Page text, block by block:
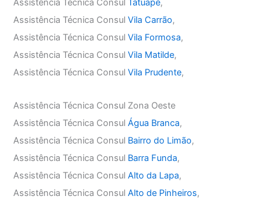
Assistência Técnica ConsulTatuapé,
Assistência Técnica ConsulVila Carrão,
Assistência Técnica ConsulVila Formosa,
Assistência Técnica ConsulVila Matilde,
Assistência Técnica ConsulVila Prudente,
Assistência Técnica Consul Zona Oeste
Assistência Técnica ConsulÁgua Branca,
Assistência Técnica Consul Bairro do Limão,
Assistência Técnica Consul Barra Funda,
Assistência Técnica ConsulAlto da Lapa,
Assistência Técnica ConsulAlto de Pinheiros,